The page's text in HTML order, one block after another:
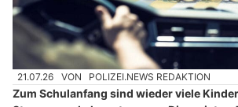
21.07.26 VON POLIZEI.NEWS REDAKTION
Zum Schulanfang sind wieder viele